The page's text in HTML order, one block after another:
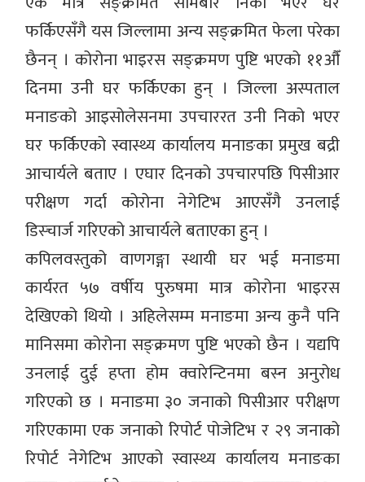
फर्किएसँगै यस जिल्लामा अन्य सङ्क्रमित फेला परेका
छैनन् । कोरोना भाइरस सङ्क्रमण पुष्टि भएको ११औँ
दिनमा उनी घर फर्किएका हुन् । जिल्ला अस्पताल
मनाङको आइसोलेसनमा उपचाररत उनी निको भएर
घर फर्किएको स्वास्थ्य कार्यालय मनाङका प्रमुख बद्री
आचार्यले बताए । एघार दिनको उपचारपछि पिसीआर
परीक्षण गर्दा कोरोना नेगेटिभ आएसँगै उनलाई
डिस्चार्ज गरिएको आचार्यले बताएका हुन् ।
कपिलवस्तुको वाणगङ्गा स्थायी घर भई मनाङमा
कार्यरत ५७ वर्षीय पुरुषमा मात्र कोरोना भाइरस
देखिएको थियो । अहिलेसम्म मनाङमा अन्य कुनै पनि
मानिसमा कोरोना सङ्क्रमण पुष्टि भएको छैन । यद्यपि
उनलाई दुई हप्ता होम क्वारेन्टिनमा बस्न अनुरोध
गरिएको छ । मनाङमा ३० जनाको पिसीआर परीक्षण
गरिएकामा एक जनाको रिपोर्ट पोजेटिभ र २९ जनाको
रिपोर्ट नेगेटिभ आएको स्वास्थ्य कार्यालय मनाङका